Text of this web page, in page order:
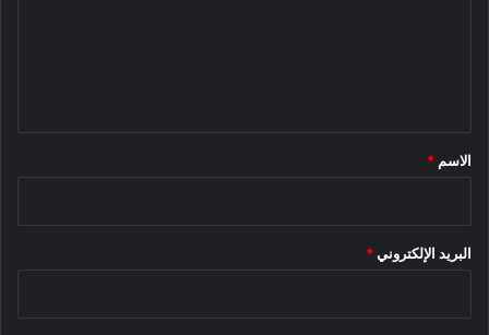
*
الاسم *
البريد الإلكتروني *